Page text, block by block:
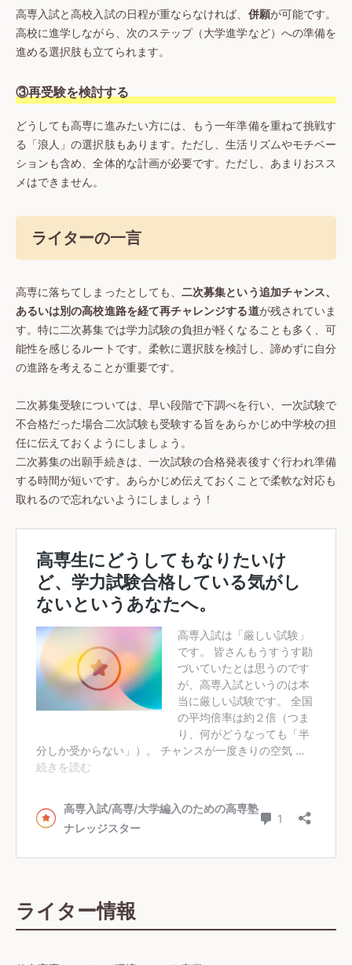
高専入試と高校入試の日程が重ならなければ、 併願が可能です。
高校に進学しながら、次のステップ（大学進学など）への準備を
進める選択肢も立てられます。
③再受験を検討する
どうしても高専に進みたい方には、もう一年準備を重ねて挑戦す
る「浪人」の選択肢もあります。ただし、生活リズムやモチベー
ションも含め、全体的な計画が必要です。ただし、あまりおスス
メはできません。
ライターの一言
高専に落ちてしまったとしても、二次募集という追加チャンス、
あるいは別の高校進路を経て再チャレンジする道が残されていま
す。特に二次募集では学力試験の負担が軽くなることも多く、可
能性を感じるルートです。柔軟に選択肢を検討し、諦めずに自分
の進路を考えることが重要です。
二次募集受験については、早い段階で下調べを行い、一次試験で
不合格だった場合二次試験も受験する旨をあらかじめ中学校の担
任に伝えておくようにしましょう。
二次募集の出願手続きは、一次試験の合格発表後すぐ行われ準備
する時間が短いです。あらかじめ伝えておくことで柔軟な対応も
取れるので忘れないようにしましょう！
ライター情報